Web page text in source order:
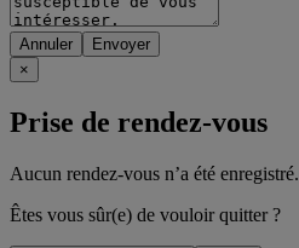
Annuler
×
Prise de rendez-vous
Aucun rendez-vous n’a été enregistré.
Êtes vous sûr(e) de vouloir quitter ?